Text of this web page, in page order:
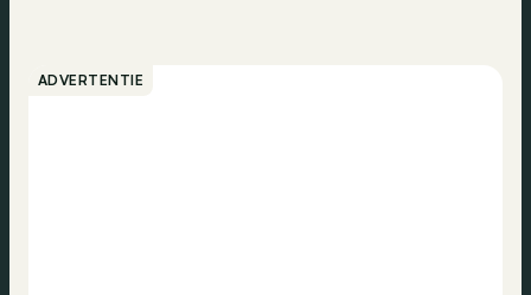
ADVERTENTIE